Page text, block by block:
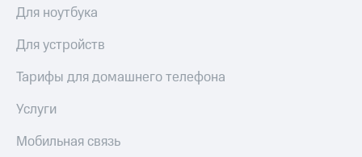
облигаций
Описание
Уведомление
о
Другое
Для ноутбука
Для устройств
Тарифы для домашнего телефона
Услуги
Мобильная связь